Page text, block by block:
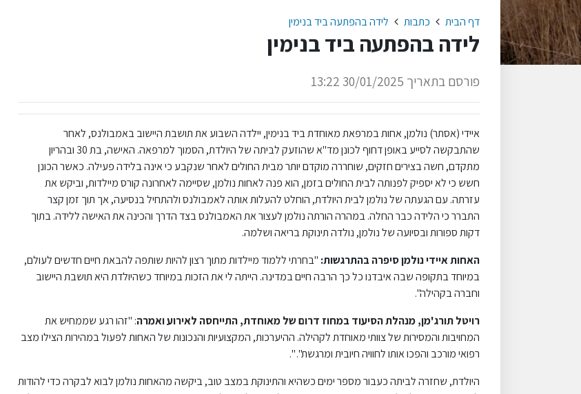
דף הבית כתבות לידה בהפתעה ביד בנימין
לידה בהפתעה ביד בנימין
פורסם בתאריך 30/01/2025 13:22
איידי (אסתר) נולמן, אחות במרפאת מאוחדת ביד בנימין, יילדה השבוע את תושבת היישוב באמבולנס, לאחר
שהתבקשה לסייע באופן דחוף לכונן מד"א שהוזעק לביתה של היולדת, הסמוך למרפאה. האישה, בת 30 ובהריון
מתקדם, חשה בצירים חזקים, שוחררה מוקדם יותר מבית החולים לאחר שנקבע כי אינה בלידה פעילה. כאשר הכונן
חשש כי לא יספיק לפנותה לבית החולים בזמן, הוא פנה לאחות נולמן, שסיימה לאחרונה קורס מיילדות, וביקש את
עזרתה. עם הגעתה של נולמן לבית היולדת, הוחלט להעלות אותה לאמבולנס ולהתחיל בנסיעה, אך תוך זמן קצר
התברר כי הלידה כבר החלה. במהרה הורתה נולמן לעצור את האמבולנס בצד הדרך והכינה את האישה ללידה. בתוך
דקות ספורות ובסיועה של נולמן, נולדה תינוקת בריאה ושלמה.
האחות איידי נולמן סיפרה בהתרגשות: "בחרתי ללמוד מיילדות מתוך רצון להיות שותפה להבאת חיים חדשים לעולם,
במיוחד בתקופה שבה איבדנו כל כך הרבה חיים במדינה. הייתה לי את הזכות במיוחד כשהיולדת היא תושבת היישוב
וחברה בקהילה".
רויטל תורג'מן, מנהלת הסיעוד במחוז דרום של מאוחדת,התייחסה לאירוע ואמרה: "זהו רגע שממחיש את
המחויבות והמסירות של צוותי מאוחדת לקהילה. ההיערכות, המקצועיות והנכונות של האחות לפעול במהירות הצילו מצב
רפואי מורכב והפכו אותו לחוויה חיובית ומרגשת". ".
היולדת, שחזרה לביתה כעבור מספר ימים כשהיא והתינוקת במצב טוב, ביקשה מהאחות נולמן לבוא לבקרה כדי להודות